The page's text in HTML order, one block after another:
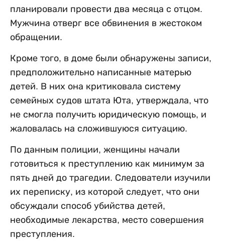
планировали провести два месяца с отцом.
Мужчина отверг все обвинения в жестоком
обращении.
Кроме того, в доме были обнаружены записи,
предположительно написанные матерью
детей. В них она критиковала систему
семейных судов штата Юта, утверждала, что
не смогла получить юридическую помощь, и
жаловалась на сложившуюся ситуацию.
По данным полиции, женщины начали
готовиться к преступлению как минимум за
пять дней до трагедии. Следователи изучили
их переписку, из которой следует, что они
обсуждали способ убийства детей,
необходимые лекарства, место совершения
преступления.